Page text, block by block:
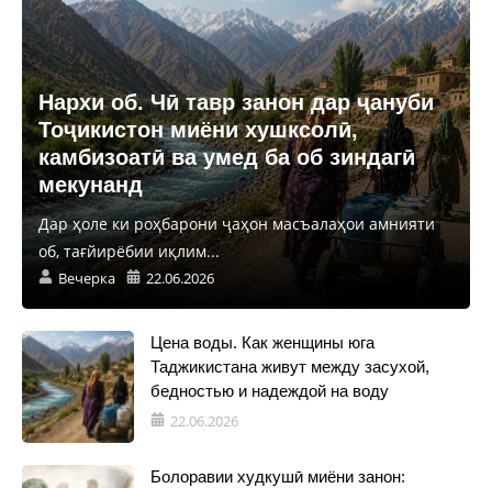
Нархи об. Чӣ тавр занон дар ҷануби
Тоҷикистон миёни хушксолӣ,
камбизоатӣ ва умед ба об зиндагӣ
мекунанд
Дар ҳоле ки роҳбарони ҷаҳон масъалаҳои амнияти
об, тағйирёбии иқлим...
Вечерка 22.06.2026
Цена воды. Как женщины юга
Таджикистана живут между засухой,
бедностью и надеждой на воду
22.06.2026
Болоравии худкушӣ миёни занон: